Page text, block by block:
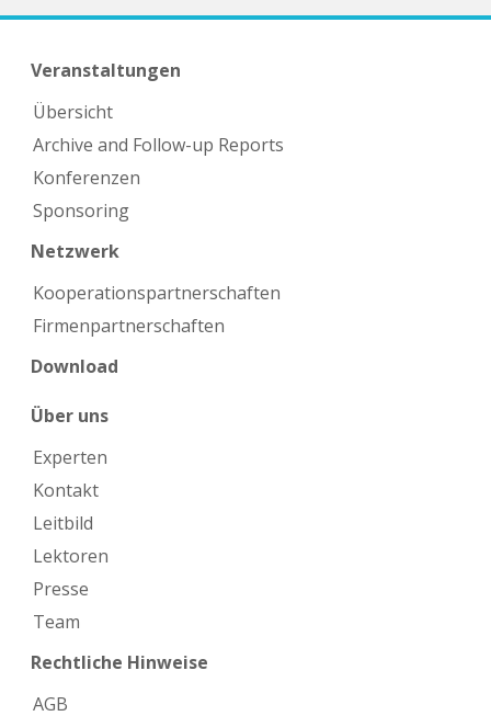
Veranstaltungen
Übersicht
Archive and Follow-up Reports
Konferenzen
Sponsoring
Netzwerk
Kooperations­partnerschaften
Firmen­partnerschaften
Download
Über uns
Experten
Kontakt
Leitbild
Lektoren
Presse
Team
Rechtliche Hinweise
AGB